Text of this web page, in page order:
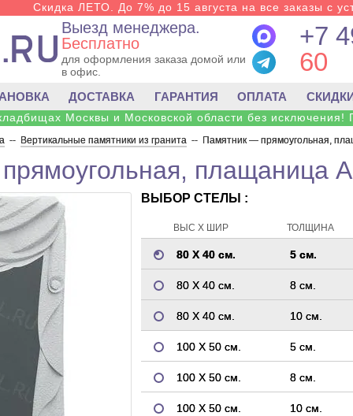
Скидка ЛЕТО. До 7% до 15 августа на все заказы с
Выезд менеджера.
Бесплатно
для оформления заказа домой или
в офис.
+7
60
ДОСТАВКА ГАРАНТИЯ ОПЛАТА
Москвы и Московской области без исключения!
-- Вертикальные памятники из гранита -- Памятник — прямоугольная,
плащаница
ВЫБОР СТЕЛЫ :
ВЫС Х ШИР ТОЛЩИНА
80 Х 40 см. 5 см.
80 Х 40 см. 8 см.
80 Х 40 см. 10 см.
100 Х 50 см. 5 см.
100 Х 50 см. 8 см.
100 Х 50 см. 10 см.